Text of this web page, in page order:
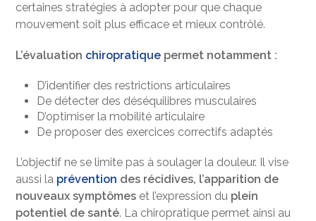
certaines stratégies à adopter pour que chaque
mouvement soit plus efficace et mieux contrôlé.
L’évaluation chiropratique permet notamment :
D’identifier des restrictions articulaires
De détecter des déséquilibres musculaires
D’optimiser la mobilité articulaire
De proposer des exercices correctifs adaptés
L’objectif ne se limite pas à soulager la douleur. Il vise
aussi la prévention des récidives, l’apparition de
nouveaux symptômes et l’expression du plein
potentiel de santé. La chiropratique permet ainsi au